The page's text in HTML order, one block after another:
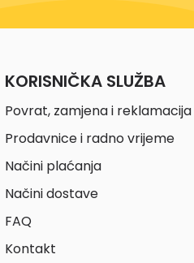
KORISNIČKA SLUŽBA
Povrat, zamjena i reklamacija
Prodavnice i radno vrijeme
Načini plaćanja
Načini dostave
FAQ
Kontakt